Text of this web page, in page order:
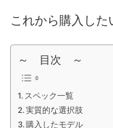
これから購入した
～ 目次 ～
スペック一覧
実質的な選択肢
購入したモデル